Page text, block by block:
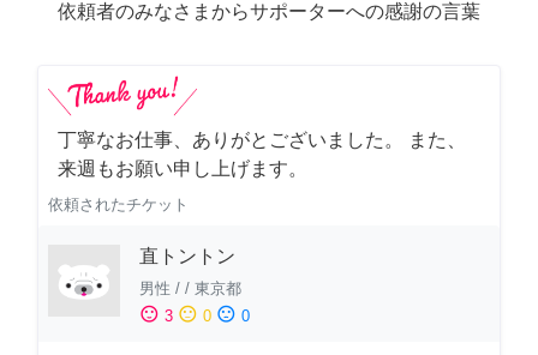
依頼者のみなさまからサポーターへの感謝の言葉
丁寧なお仕事、ありがとございました。 また、
来週もお願い申し上げます。
依頼されたチケット
直トントン
男性 / / 東京都
sentiment_satisfied 3 sentiment_neutral 0 sentiment_dissatisfied 0